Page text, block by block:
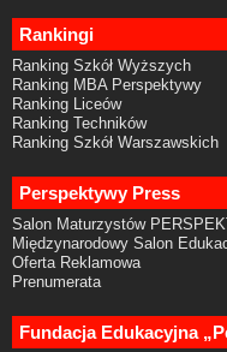
Rankingi
Ranking Szkół Wyższych
Ranking MBA Perspektywy
Ranking Liceów
Ranking Techników
Ranking Szkół Warszawskich
Perspektywy Press
Salon Maturzystów
Międzynarodowy Salon
Oferta Reklamowa
Prenumerata
Fundacja Edukacyjna